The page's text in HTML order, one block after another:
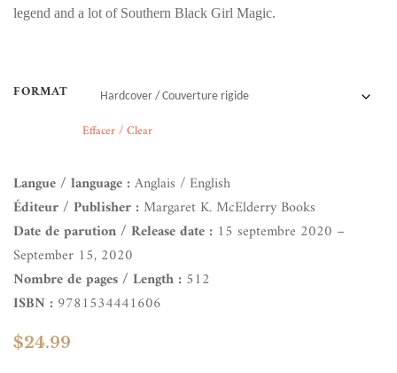
legend and a lot of Southern Black Girl Magic.
FORMAT
Effacer / Clear
Langue / language :Anglais / English
Éditeur / Publisher :Margaret K. McElderry Books
Date de parution / Release date : 15 septembre 2020 –
September 15, 2020
Nombre de pages / Length : 512
ISBN : 9781534441606
$24.99